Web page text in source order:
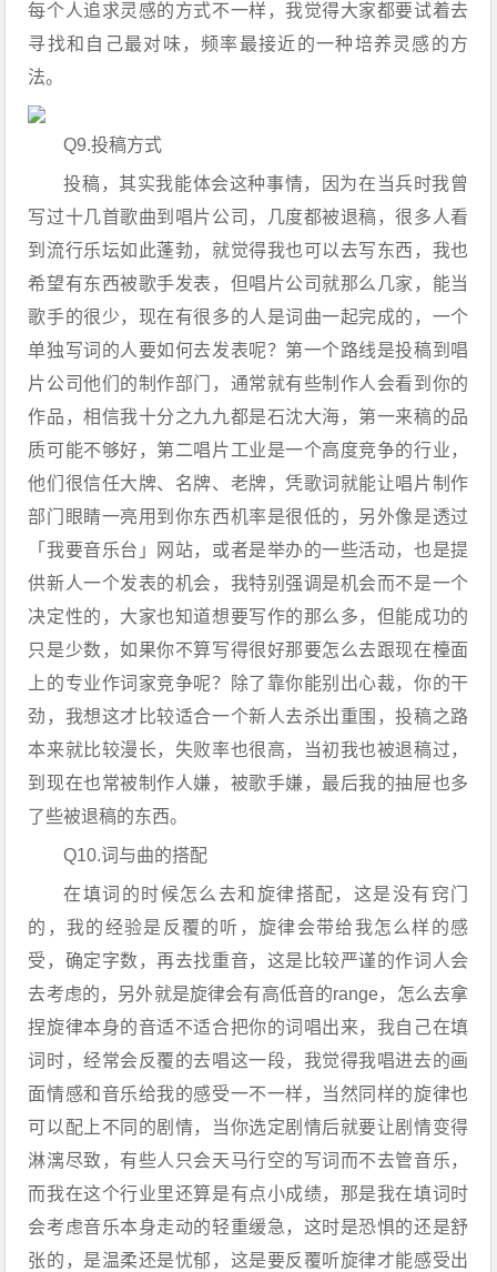
每个人追求灵感的方式不一样，我觉得大家都要试着去
寻找和自己最对味，频率最接近的一种培养灵感的方
法。
Q9.投稿方式
投稿，其实我能体会这种事情，因为在当兵时我曾
写过十几首歌曲到唱片公司，几度都被退稿，很多人看
到流行乐坛如此蓬勃，就觉得我也可以去写东西，我也
希望有东西被歌手发表，但唱片公司就那么几家，能当
歌手的很少，现在有很多的人是词曲一起完成的，一个
单独写词的人要如何去发表呢？第一个路线是投稿到唱
片公司他们的制作部门，通常就有些制作人会看到你的
作品，相信我十分之九九都是石沈大海，第一来稿的品
质可能不够好，第二唱片工业是一个高度竞争的行业，
他们很信任大牌、名牌、老牌，凭歌词就能让唱片制作
部门眼睛一亮用到你东西机率是很低的，另外像是透过
「我要音乐台」网站，或者是举办的一些活动，也是提
供新人一个发表的机会，我特别强调是机会而不是一个
决定性的，大家也知道想要写作的那么多，但能成功的
只是少数，如果你不算写得很好那要怎么去跟现在檯面
上的专业作词家竞争呢？除了靠你能别出心裁，你的干
劲，我想这才比较适合一个新人去杀出重围，投稿之路
本来就比较漫长，失败率也很高，当初我也被退稿过，
到现在也常被制作人嫌，被歌手嫌，最后我的抽屉也多
了些被退稿的东西。
Q10.词与曲的搭配
在填词的时候怎么去和旋律搭配，这是没有窍门
的，我的经验是反覆的听，旋律会带给我怎么样的感
受，确定字数，再去找重音，这是比较严谨的作词人会
去考虑的，另外就是旋律会有高低音的range，怎么去拿
捏旋律本身的音适不适合把你的词唱出来，我自己在填
词时，经常会反覆的去唱这一段，我觉得我唱进去的画
面情感和音乐给我的感受一不一样，当然同样的旋律也
可以配上不同的剧情，当你选定剧情后就要让剧情变得
淋漓尽致，有些人只会天马行空的写词而不去管音乐，
而我在这个行业里还算是有点小成绩，那是我在填词时
会考虑音乐本身走动的轻重缓急，这时是恐惧的还是舒
张的，是温柔还是忧郁，这是要反覆听旋律才能感受出